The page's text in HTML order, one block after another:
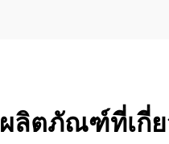
ผลิตภัณฑ์ที่เกี่ย